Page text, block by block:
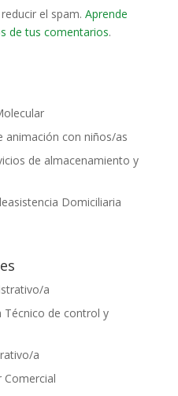
el spam. Aprende
de tus comentarios.
animación con niños/as
de almacenamiento y
Domiciliaria
a
Técnico de control y
a
Comercial